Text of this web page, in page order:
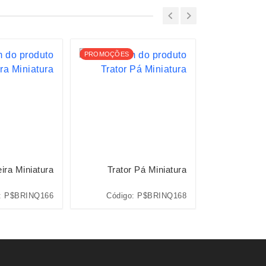
Miniatura
P$BRINQ166
PROMOÇÕES
Trator Pá Miniatura
Código: P$BRINQ168